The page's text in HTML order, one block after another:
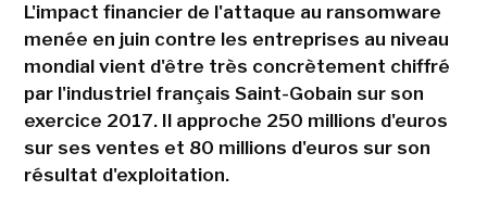
L'impact financier de l'attaque au ransomware
menée en juin contre les entreprises au niveau
mondial vient d'être très concrètement chiffré
par l'industriel français Saint-Gobain sur son
exercice 2017. Il approche 250 millions d'euros
sur ses ventes et 80 millions d'euros sur son
résultat d'exploitation.